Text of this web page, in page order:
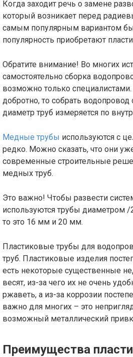
Когда заходит речь о замене
который возникает перед
самым популярным вариантом
популярность приобретают
Обратите внимание! Во многих
самостоятельно сборка
возможно только
добротно, то собрать
диаметр труб измеряется по
Медные трубы используются с
редко. Можно сказать, что они
современные строительные
медных труб.
Это важно! Чтобы развести
используются трубы диаметром /
то это 16 мм и 20 мм.
Пластиковые трубы для
труб. Пластиковые изделия
есть некоторые существенные
весят, из-за чего их не очень
ржаветь, а из-за коррозии
важно для многих – это
возможный металлический
Преимущества